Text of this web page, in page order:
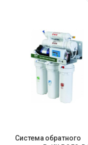
Система обратного